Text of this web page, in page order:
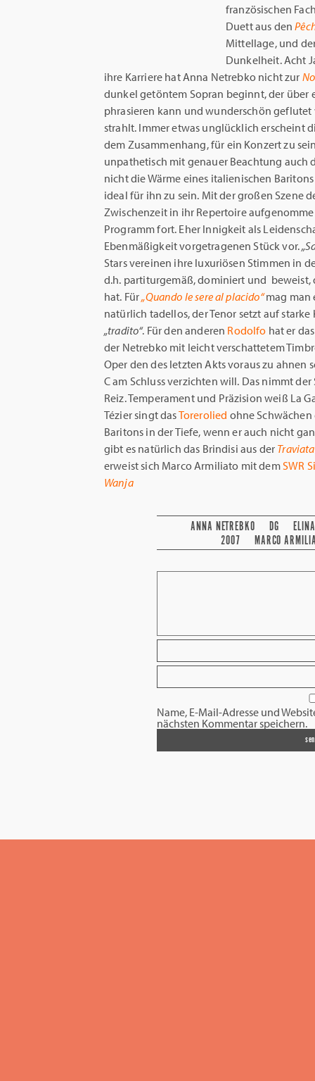
französischen
Duett aus den
Mittellage, und
Dunkelheit. Acht
ihre Karriere hat Anna Netrebko nicht zur
dunkel getöntem Sopran beginnt, der über
phrasieren kann und wunderschön
strahlt. Immer etwas unglücklich erscheint
dem Zusammenhang, für ein Konzert zu
unpathetisch mit genauer Beachtung auch
nicht die Wärme eines italienischen
ideal für ihn zu sein. Mit der großen Szene
Zwischenzeit in ihr Repertoire
Programm fort. Eher Innigkeit als
Ebenmäßigkeit vorgetragenen Stück vor.
Stars vereinen ihre luxuriösen Stimmen in
d.h. partiturgemäß, dominiert und beweist,
hat. Für„Quando le sere al placido“ mag man
natürlich tadellos, der Tenor setzt auf
„tradito“. Für den anderen Rodolfo hat er
der Netrebko mit leicht verschattetem
Oper den des letzten Akts voraus zu ahnen
C am Schluss verzichten will. Das nimmt
Reiz. Temperament und Präzision weiß La
Tézier singt dasTorerolied ohne Schwächen
Baritons in der Tiefe, wenn er auch nicht
gibt es natürlich das Brindisi aus der Traviata
erweist sich Marco Armiliato mit demSWR
Wanja
ANNA NETREBKO DG
2007
MARCO
Name, E-Mail-Adresse und
nächsten Kommentar speichern.